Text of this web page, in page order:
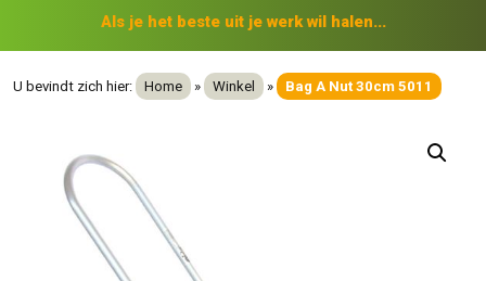
Als je het beste uit je werk wil halen...
U bevindt zich hier: Home » Winkel » Bag A Nut 30cm 5011